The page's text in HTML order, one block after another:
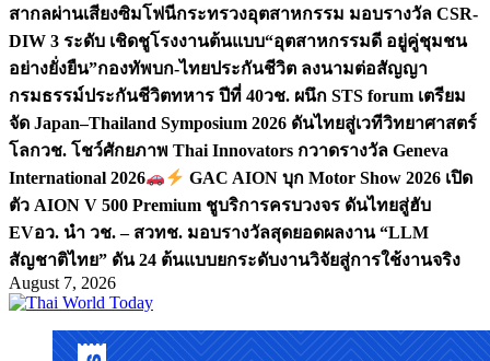
สากลผ่านเสียงซิมโฟนีกระทรวงอุตสาหกรรม มอบรางวัล CSR-
DIW 3 ระดับ เชิดชูโรงงานต้นแบบ“อุตสาหกรรมดี อยู่คู่ชุมชน
อย่างยั่งยืน”กองทัพบก-ไทยประกันชีวิต ลงนามต่อสัญญา
กรมธรรม์ประกันชีวิตทหาร ปีที่ 40วช. ผนึก STS forum เตรียม
จัด Japan–Thailand Symposium 2026 ดันไทยสู่เวทีวิทยาศาสตร์
โลกวช. โชว์ศักยภาพ Thai Innovators กวาดรางวัล Geneva
International 2026
GAC AION บุก Motor Show 2026 เปิด
ตัว AION V 500 Premium ชูบริการครบวงจร ดันไทยสู่ฮับ
EVอว. นำ วช. – สวทช. มอบรางวัลสุดยอดผลงาน “LLM
สัญชาติไทย” ดัน 24 ต้นแบบยกระดับงานวิจัยสู่การใช้งานจริง
August 7, 2026